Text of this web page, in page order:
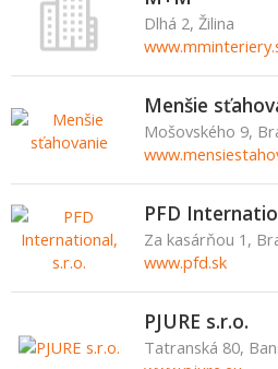
Dlhá 2, Žilina
Menšie
Mošovského 9,
PFD
Za kasárňou 1,
www.pfd.sk
PJURE s.r.o.
Tatranská 80,